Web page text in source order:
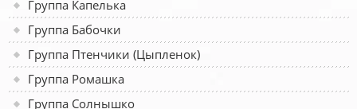
Группа Капелька
Группа Бабочки
Группа Птенчики (Цыпленок)
Группа Ромашка
Группа Солнышко